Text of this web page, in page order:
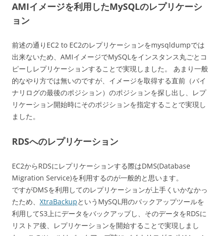
AMIイメージを利用したMySQLのレプリケーシ
ョン
前述の通りEC2 to EC2のレプリケーションをmysqldumpでは
出来ないため、AMIイメージでMySQLをインスタンス丸ごとコ
ピーしレプリケーションすることで実現しました。 あまり一般
的なやり方では無いのですが、イメージを取得する直前（バイ
ナリログの最後のポジション）のポジションを探し出し、レプ
リケーション開始時にそのポジションを指定することで実現し
ました。
RDSへのレプリケーション
EC2からRDSにレプリケーションする際はDMS(Database
Migration Service)を利用するのが一般的と思います。
ですがDMSを利用してのレプリケーションが上手くいかなかっ
たため、 XtraBackupというMySQL用のバックアップツールを
利用してS3上にデータをバックアップし、そのデータをRDSに
リストア後、レプリケーションを開始することで実現しまし